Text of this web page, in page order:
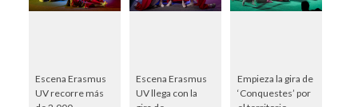
Escena Erasmus
UV recorre más
Escena Erasmus
UV llega con la
Empieza la gira de
‘Conquestes’ por